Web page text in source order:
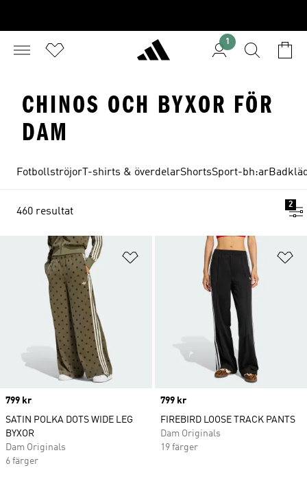
1
CHINOS OCH BYXOR FÖR
DAM
Fotbollströjor T-shirts & överdelarShortsSport-bh:ar
460 resultat
2
Lägg till på önskelistan
Price
799 kr
SATIN POLKA DOTS WIDE LEG
BYXOR
Dam Originals
6 färger
Price
799 kr
FIREBIRD LOOSE TRACK PANTS
Dam Originals
19 färger